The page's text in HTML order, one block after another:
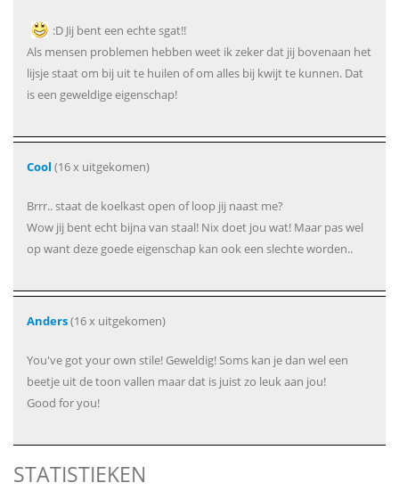
:D Jij bent een echte sgat!!
Als mensen problemen hebben weet ik zeker dat jij bovenaan het
lijsje staat om bij uit te huilen of om alles bij kwijt te kunnen. Dat
is een geweldige eigenschap!
Cool (16 x uitgekomen)
Brrr.. staat de koelkast open of loop jij naast me?
Wow jij bent echt bijna van staal! Nix doet jou wat! Maar pas wel
op want deze goede eigenschap kan ook een slechte worden..
Anders(16 x uitgekomen)
You've got your own stile! Geweldig! Soms kan je dan wel een
beetje uit de toon vallen maar dat is juist zo leuk aan jou!
Good for you!
STATISTIEKEN